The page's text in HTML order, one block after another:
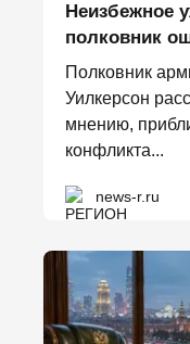
Неизбежное
полковник
Полковник
Уилкерсон
мнению,
конфликта...
news-r.ru